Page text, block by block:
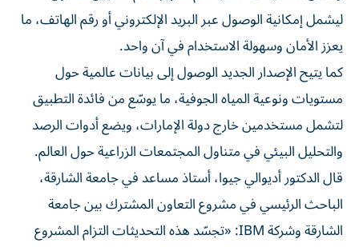
ليشمل إمكانية الوصول عبر البريد الإلكتروني أو رقم الهاتف، ما
يعزز الأمان وسهولة الاستخدام في آن واحد.
كما يتيح الإصدار الجديد الوصول إلى بيانات عالمية حول
مستويات ونوعية المياه الجوفية، ما يوسّع من فائدة التطبيق
لتشمل مستخدمين خارج دولة الإمارات، ويضع أدوات الرصد
والتحليل البيئي في متناول المجتمعات الزراعية حول العالم.
قال الدكتور أديوالي جيوا، أستاذ مساعد في جامعة الشارقة،
الباحث الرئيسي في مشروع التعاون المشترك بين جامعة
الشارقة وشركة IBM: «تجسّد هذه التحديثات التزام المشروع